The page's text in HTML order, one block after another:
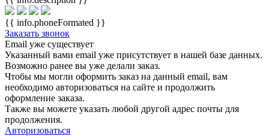
{{ info.phoneFormated }}
Заказать звонок
Email уже существует
Указанный вами email уже присутствует в нашей базе данных.
Возможно ранее вы уже делали заказ.
Чтобы мы могли оформить заказ на данный email, вам
необходимо авторизоваться на сайте и продолжить
оформление заказа.
Также вы можете указать любой другой адрес почты для
продолжения.
Авторизоваться